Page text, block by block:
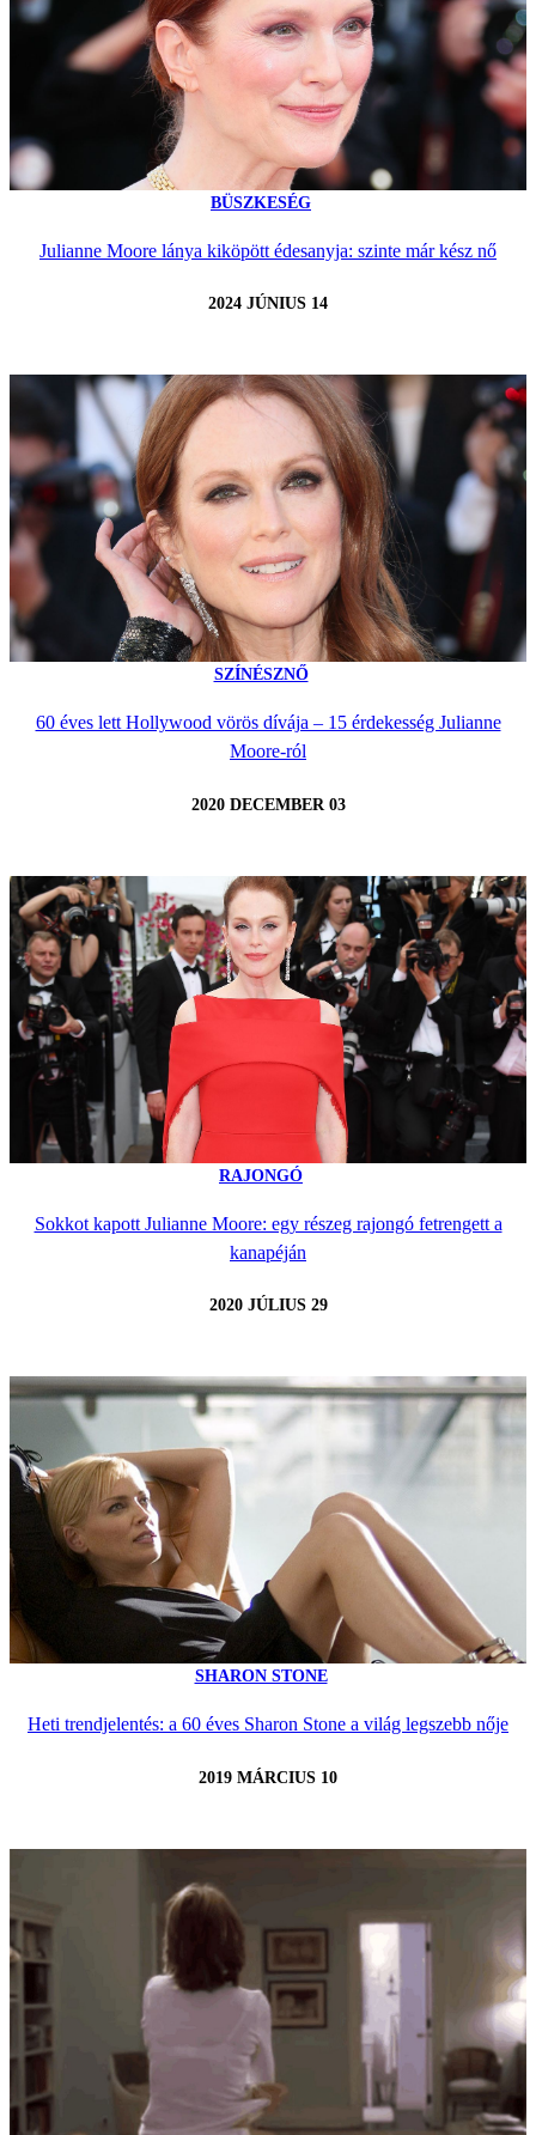
BÜSZKESÉG
Julianne Moore lánya kiköpött édesanyja: szinte már kész nő
2024 JÚNIUS 14
SZÍNÉSZNŐ
60 éves lett Hollywood vörös dívája – 15 érdekesség Julianne
Moore-ról
2020 DECEMBER 03
RAJONGÓ
Sokkot kapott Julianne Moore: egy részeg rajongó fetrengett a
kanapéján
2020 JÚLIUS 29
SHARON STONE
Heti trendjelentés: a 60 éves Sharon Stone a világ legszebb nője
2019 MÁRCIUS 10